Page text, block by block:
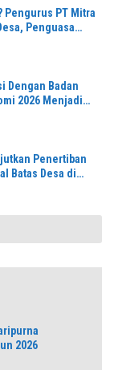
Pengurus PT Mitra
Penguasa
Dengan Badan
2026 Menjadi
Penertiban
Batas Desa di
2026